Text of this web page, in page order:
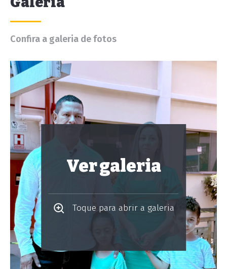
Confira a galeria de fotos
Ver galeria
Toque para abrir a galeria